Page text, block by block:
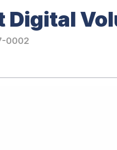
Digital
0002